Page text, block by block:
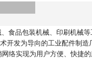
食品包装机械、印刷机械等
开发为导向的工业配件制
络实现为用户方便、快捷的